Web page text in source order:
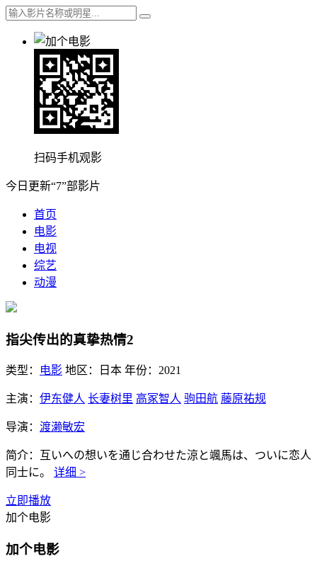
扫码手机观影
今日更新“7”部影片
首页
电影
电视
综艺
动漫
指尖传出的真挚热情2
类型： 电影 地区： 日本 年份： 2021
主演： 伊东健人 长妻树里 高冢智人 驹田航 藤原祐规
导演： 渡濑敏宏
简介： 互いへの想いを通じ合わせた涼と颯馬は、ついに恋人
同士に。 详细 >
立即播放
加个电影
加个电影